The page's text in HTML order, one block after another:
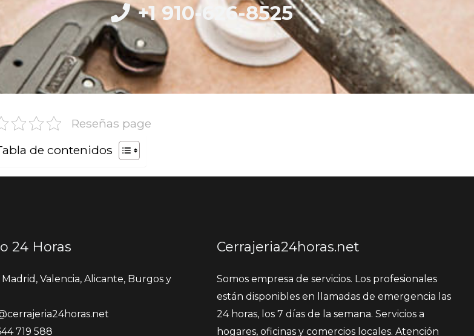
+1 910-626-8525
Reseñas page
de contenidos
24 Horas
Valencia, Alicante, Burgos y
719 588
Cerrajeria24horas.net
Somos empresa de servicios. Los profesionales
están disponibles en llamadas de emergencia las
24 horas, los 7 días de la semana. Servicios a
hogares, oficinas y comercios locales. Atención